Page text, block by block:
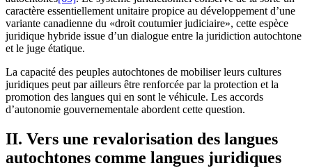
caractère essentiellement unitaire propice au développement d’une
variante canadienne du «droit coutumier judiciaire», cette espèce
juridique hybride issue d’un dialogue entre la juridiction autochtone
et le juge étatique.
La capacité des peuples autochtones de mobiliser leurs cultures
juridiques peut par ailleurs être renforcée par la protection et la
promotion des langues qui en sont le véhicule. Les accords
d’autonomie gouvernementale abordent cette question.
II. Vers une revalorisation des langues
autochtones comme langues juridiques